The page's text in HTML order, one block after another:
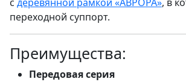
переходной суппорт.
Преимущества:
Передовая серия